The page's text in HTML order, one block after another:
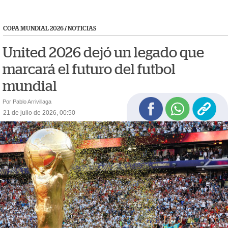
COPA MUNDIAL 2026/ NOTICIAS
United 2026 dejó un legado que
marcará el futuro del futbol
mundial
Por Pablo Arrivillaga
21 de julio de 2026, 00:50